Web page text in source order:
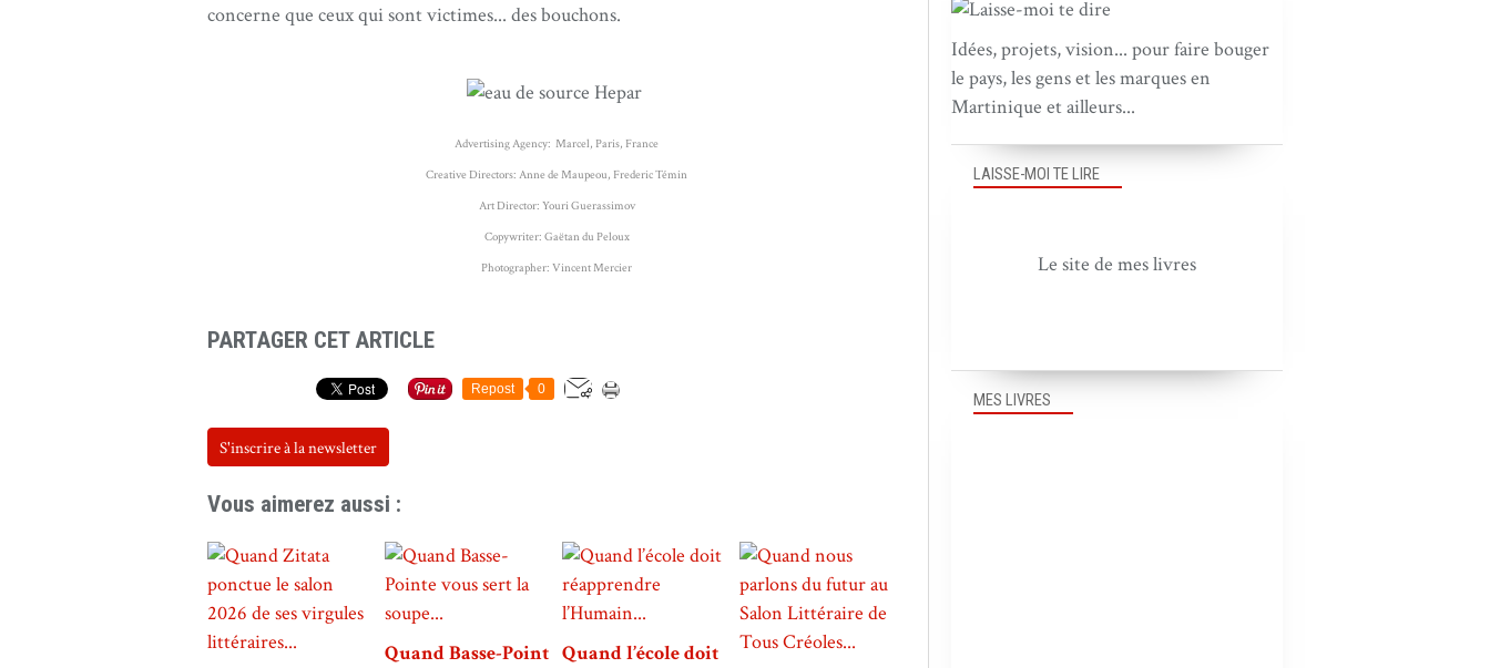
concerne que ceux qui sont victimes... des bouchons.
Advertising Agency: Marcel, Paris, France
Creative Directors: Anne de Maupeou, Frederic Témin
Art Director: Youri Guerassimov
Copywriter: Gaëtan du Peloux
Photographer: Vincent Mercier
PARTAGER CET ARTICLE
Repost 0
S'inscrire à la newsletter
Vous aimerez aussi :
Quand Basse-Point Quand l’école doit
Idées, projets, vision... pour faire bouger
le pays, les gens et les marques en
Martinique et ailleurs...
MES LIVRES
LAISSE-MOI TE LIRE
Le site de mes livres